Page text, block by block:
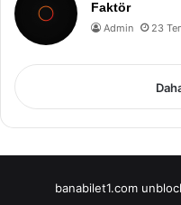
Faktör
Admin 23
banabilet1.com